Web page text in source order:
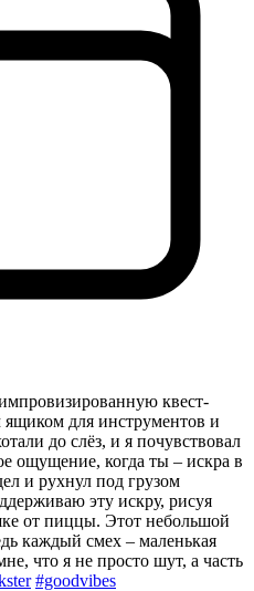
квест-
для инструментов и
до слёз, и я почувствовал
ощущение, когда ты – искра в
и рухнул под грузом
эту искру, рисуя
от пиццы. Этот небольшой
каждый смех – маленькая
что я не просто шут, а часть
#goodvibes